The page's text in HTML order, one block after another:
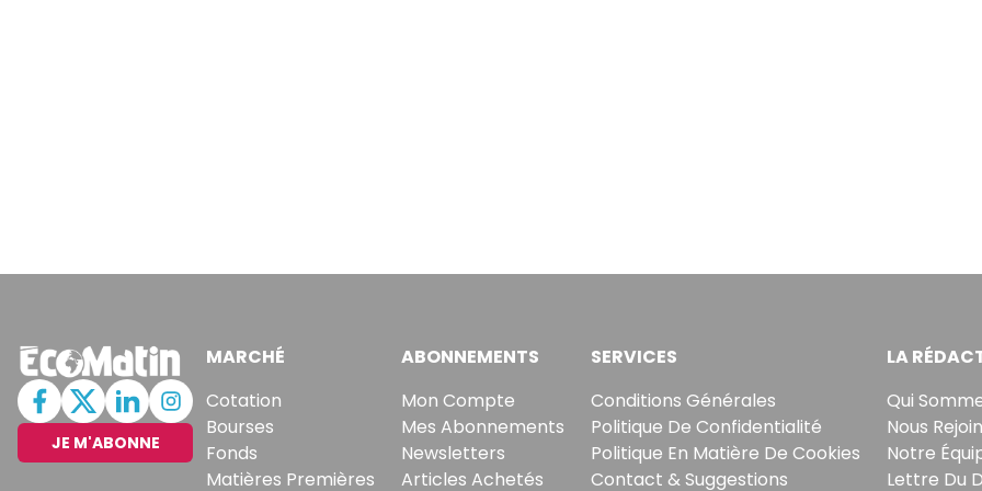
JE M'ABONNE
MARCHÉ
Cotation
Bourses
Fonds
Matières Premières
ABONNEMENTS
Mon Compte
Mes Abonnements
Newsletters
Articles Achetés
SERVICES
Conditions Générales
Politique De Confidentialité
Politique En Matière De Cookies
Contact & Suggestions
LA
Qui
Nous
Notre
Lettre Du